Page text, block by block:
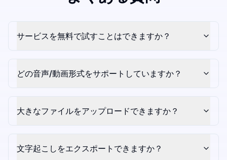
サービスを無料で試すことはできますか？
どの音声/動画形式をサポートしていますか？
大きなファイルをアップロードできますか？
文字起こしをエクスポートできますか？